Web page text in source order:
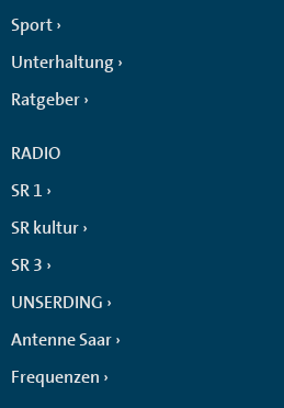
Sport
Unterhaltung
Ratgeber
RADIO
SR 1
SR kultur
SR 3
UNSERDING
Antenne Saar
Frequenzen